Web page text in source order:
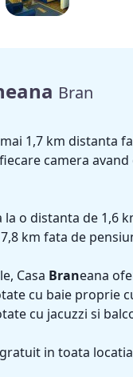
Bran
1,7 km distanta
camera
la o distanta de 1,6
km fata de
Casa Braneana
cu baie proprie
cu jacuzzi si
in toata